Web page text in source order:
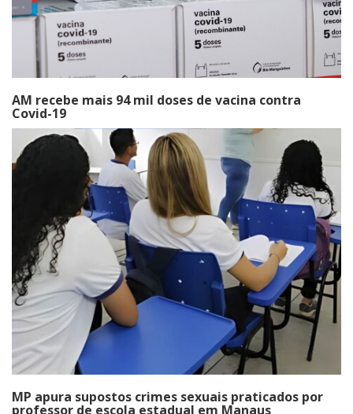
AM recebe mais 94 mil doses de vacina contra
Covid-19
MP apura supostos crimes sexuais praticados por
professor de escola estadual em Manaus